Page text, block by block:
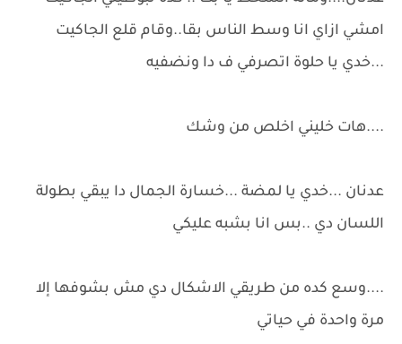
امشي ازاي انا وسط الناس بقا..وقام قلع الجاكيت
...خدي يا حلوة اتصرفي ف دا ونضفيه
....هات خليني اخلص من وشك
عدنان ...خدي يا لمضة ...خسارة الجمال دا يبقي بطولة
اللسان دي ..بس انا بشبه عليكي
....وسع كده من طريقي الاشكال دي مش بشوفها إلا
مرة واحدة في حياتي